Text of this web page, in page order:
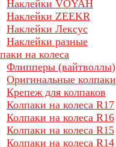
Наклейки VOYAH
Наклейки ZEEKR
Наклейки Лексус
Наклейки разные
на колеса
Флипперы (вайтволлы)
Оригинальные колпаки
Крепеж для колпаков
Колпаки на колеса R17
Колпаки на колеса R16
Колпаки на колеса R15
Колпаки на колеса R14